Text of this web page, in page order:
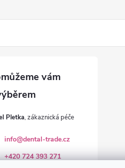
Pletka
info@dental-trade.cz
+420 724 393 271